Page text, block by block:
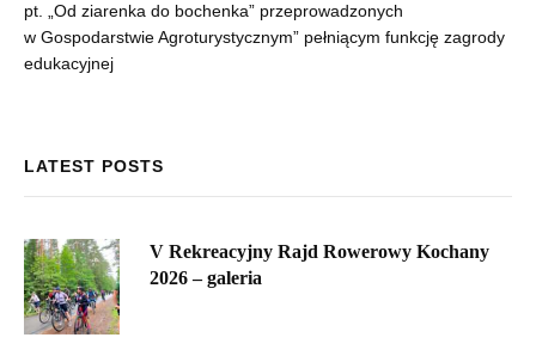
pt. „Od ziarenka do bochenka” przeprowadzonych
w Gospodarstwie Agroturystycznym” pełniącym funkcję zagrody
edukacyjnej
LATEST POSTS
V Rekreacyjny Rajd Rowerowy Kochany
2026 – galeria